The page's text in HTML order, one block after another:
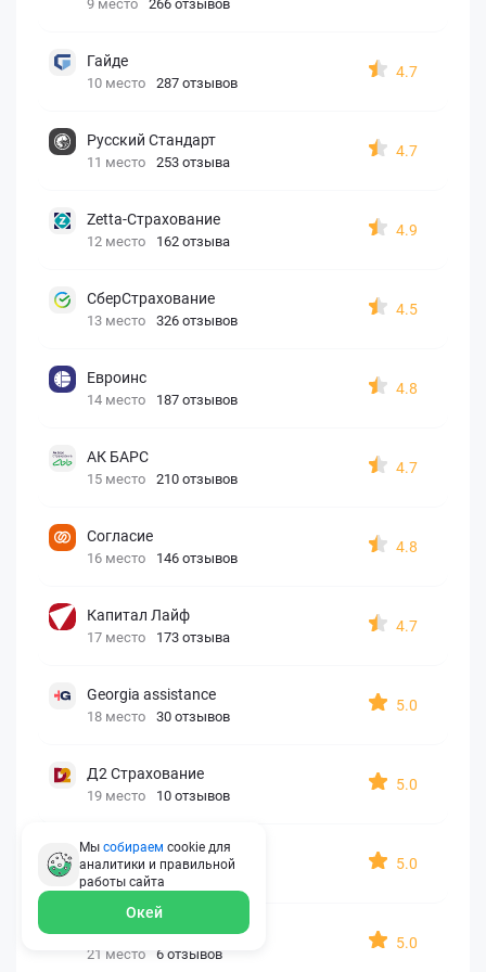
9 место 266 отзывов
Гайде
10 место 287 отзывов
4.7
Русский Стандарт
11 место 253 отзыва
4.7
Zetta-Страхование
12 место 162 отзыва
4.9
СберСтрахование
13 место 326 отзывов
4.5
Евроинс
14 место 187 отзывов
4.8
АК БАРС
15 место 210 отзывов
4.7
Согласие
16 место 146 отзывов
4.8
Капитал Лайф
17 место 173 отзыва
4.7
Georgia assistance
18 место 30 отзывов
5.0
Д2 Страхование
19 место 10 отзывов
5.0
АйАйСи
20 место 7 отзывов
5.0
OxySport
21 место 6 отзывов
5.0
Мы собираем cookie для
аналитики и правильной
работы сайта
Окей